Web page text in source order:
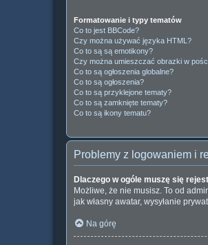
Formatowanie i typy tematów
Co to jest BBCode?
Czy można używać języka HTML?
Co to są są emotikony?
Czy można umieszczać obrazki w
Co to są ogłoszenia globalne?
Co to są ogłoszenia?
Co to są przyklejone tematy?
Co to są zamknięte tematy?
Co to są ikony tematu?
Problemy z logowaniem i
Dlaczego w ogóle muszę się
Możliwe, że nie musisz. To od
jak własny awatar, wysyłanie
Na górę